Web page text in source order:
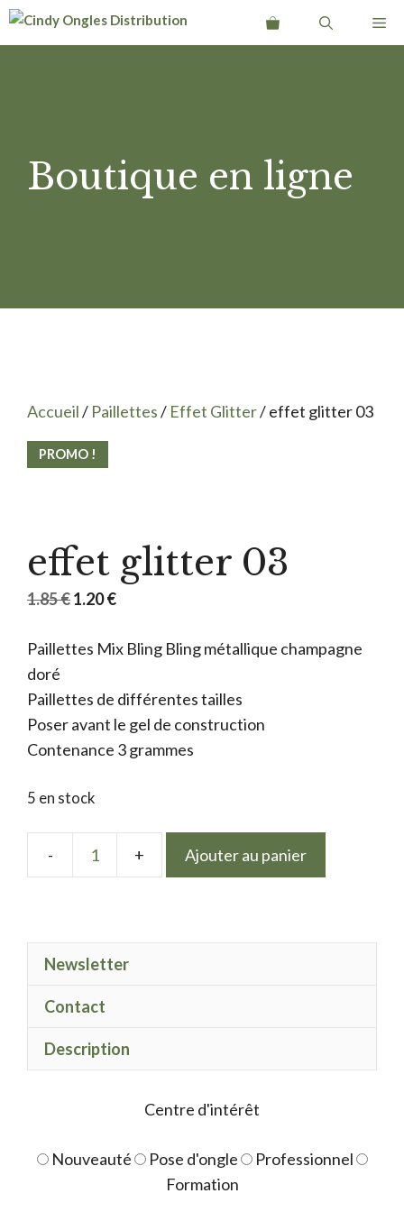
Aller
Boutique en ligne
Accueil/ Paillettes/ Effet Glitter/ effet glitter 03
PROMO !
effet glitter 03
1.85€Le
initial
1.85 €.
1.20€Le
actuel
1.20 €.
Paillettes Mix Bling Bling métallique champagne
doré
Paillettes de différentes tailles
Poser avant le gel de construction
Contenance 3 grammes
5 en stock
quantité
glitter
Ajouter au panier
Newsletter
Contact
Description
Centre d'intérêt
Nouveauté Pose d'ongle
Professionnel
Formation